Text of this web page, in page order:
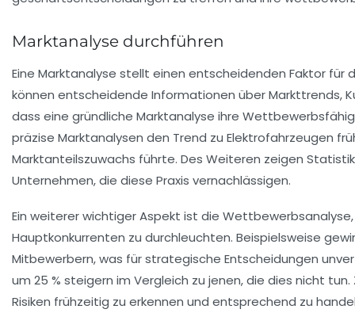
Marktanalyse durchführen
Eine Marktanalyse stellt einen entscheidenden Faktor für
können entscheidende Informationen überMarkttrends,
dass eine gründliche Marktanalyse ihre
präzise Marktanalysen den Trend zu Elektrofahrzeugen
Marktanteilszuwachs führte. Des Weiteren zeigen
Unternehmen, die diese Praxis vernachlässigen.
Ein weiterer wichtiger Aspekt ist die Wettbewerbsanalyse
Hauptkonkurrenten zu durchleuchten. Beispielsweise
Mitbewerbern, was für strategische Entscheidungen
um 25 % steigern im Vergleich zu jenen, die dies nicht
Risiken frühzeitig zu erkennen und entsprechend zu